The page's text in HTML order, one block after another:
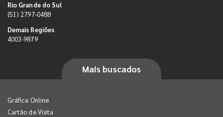
Rio Grande do Sul
(51) 2797-0488
Demais Regiões
4003-9879
Mais buscados
Gráfica Online
Cartão de Visita